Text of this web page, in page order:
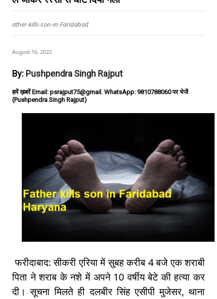
ather-kills-son-in-Faridabad
August 16, 2022
By: Pushpendra Singh Rajput
हमें ख़बरें Email: psrajput75@gmail. WhatsApp: 9810788060 पर भेजें
(Pushpendra Singh Rajput)
फरीदाबाद: सीकरी एरिया में सुबह करीब 4 बजे एक शराबी
पिता ने शराब के नशे में अपने 10 वर्षीय बेटे की हत्या कर
दी। सूचना मिलते ही दलबीर सिंह एसीपी मुजेसर, थाना